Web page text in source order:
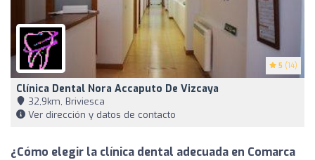
5 (14)
Clínica Dental Nora Accaputo De Vizcaya
32,9km, Briviesca
Ver dirección y datos de contacto
¿Cómo elegir la clínica dental adecuada en Comarca